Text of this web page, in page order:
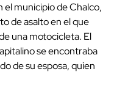
el municipio de Chalco,
de asalto en el que
una motocicleta. El
se encontraba
de su esposa, quien